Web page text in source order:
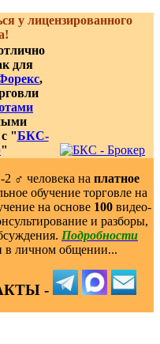
у лицензированного
для
,
"БКС-
"
‍♂️ человека на платное
обучение торговле на
на основе 100видео-
и разборы,
Подробности
в личном общении...
-